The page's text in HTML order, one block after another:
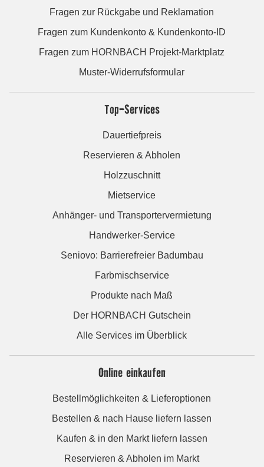
Fragen zur Rückgabe und Reklamation
Fragen zum Kundenkonto & Kundenkonto-ID
Fragen zum HORNBACH Projekt-Marktplatz
Muster-Widerrufsformular
Top-Services
Dauertiefpreis
Reservieren & Abholen
Holzzuschnitt
Mietservice
Anhänger- und Transportervermietung
Handwerker-Service
Seniovo: Barrierefreier Badumbau
Farbmischservice
Produkte nach Maß
Der HORNBACH Gutschein
Alle Services im Überblick
Online einkaufen
Bestellmöglichkeiten & Lieferoptionen
Bestellen & nach Hause liefern lassen
Kaufen & in den Markt liefern lassen
Reservieren & Abholen im Markt